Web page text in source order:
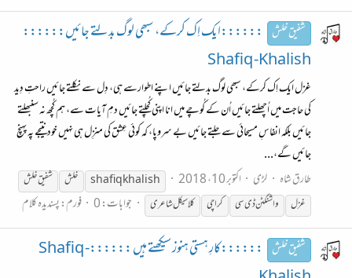
شفیق خلش ::::::ایک اِک کرکے، سبھی لوگ بدلتے جائیں::::::
Shafiq -Khalish
غزل ایک اِک کرکے، سبھی لوگ بدلتے جائیں اپنے اطوارسے ہی، دِل سے نکلتے جائیں راحتِ دِید
کی حاجت میں اُچھلتے جائیں اُن کے کُوچے میں انا اپنی کُچلتے جائیں دمِ آیات سے، ہم کُچھ نہ سنبھلتے
جائیں بلکہ انفاسِ مسیحائی سے جلتے جائیں بے سروپا، کہ کوئی عِشق کی منزِل ہی نہیں خود نتیجے پہ پہنچ
جائیں گے،...
طارق شاہ
لڑی اکتوبر 10، 2018 shafiq khalish خلش شفیقخلش
غزل
واشنگٹن ڈی سی کراچی کلاسیکل شاعری جوابات: 0 فورم:پسندیدہ کلام
شفیق خلش
::::::کارِ ہستی ہنوز سیکھتے ہیں ::::::Shafiq -